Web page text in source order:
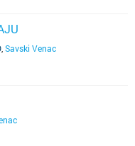
Savski Venac